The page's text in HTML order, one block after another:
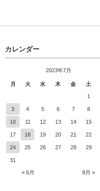
カレンダー
2023年7月
月 火 水 木 金 土
« 6月 8月 »
1
3 4 5 6 7 8
10 11 12 13 14 15
17 18 19 20 21 22
24 25 26 27 28 29
31